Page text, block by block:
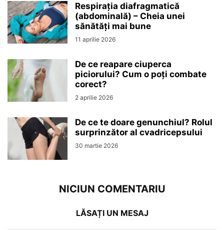
Respirația diafragmatică
(abdominală) – Cheia unei
sănătăți mai bune
11 aprilie 2026
De ce reapare ciuperca
piciorului? Cum o poți combate
corect?
2 aprilie 2026
De ce te doare genunchiul? Rolul
surprinzător al cvadricepsului
30 martie 2026
NICIUN COMENTARIU
LĂSAȚI UN MESAJ